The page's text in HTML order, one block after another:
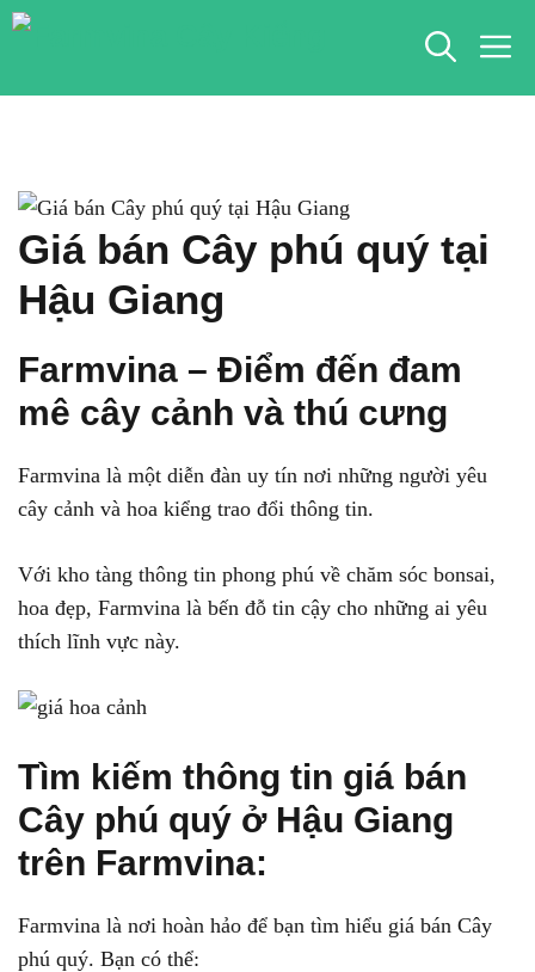
Chuyển
Giá bán Cây phú quý tại
Hậu Giang
Farmvina – Điểm đến đam
mê cây cảnh và thú cưng
Farmvina là một diễn đàn uy tín nơi những người yêu
cây cảnh và hoa kiểng trao đổi thông tin.
Với kho tàng thông tin phong phú về chăm sóc bonsai,
hoa đẹp, Farmvina là bến đỗ tin cậy cho những ai yêu
thích lĩnh vực này.
Tìm kiếm thông tin giá bán
Cây phú quý ở Hậu Giang
trên Farmvina:
Farmvina là nơi hoàn hảo để bạn tìm hiểu giá bán Cây
phú quý. Bạn có thể: